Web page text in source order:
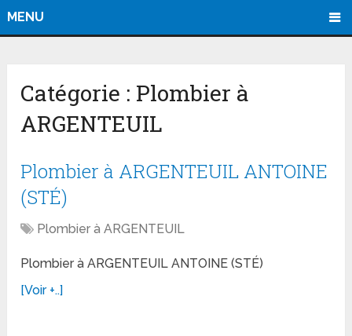
MENU
Catégorie : Plombier à
ARGENTEUIL
Plombier à ARGENTEUIL ANTOINE
(STÉ)
Plombier à ARGENTEUIL
Plombier à ARGENTEUIL ANTOINE (STÉ)
[Voir +..]